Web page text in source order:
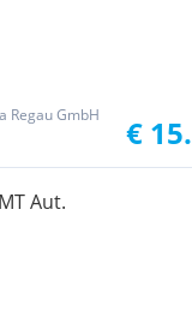
Regau GmbH
€
Aut.